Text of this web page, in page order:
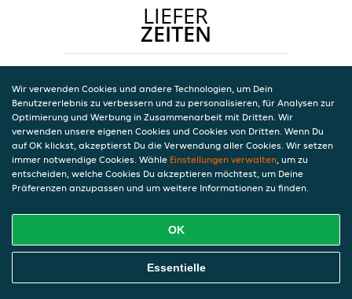
LIEFER
ZEITEN
Montag
15:00 - 21:00
Dienstag
11:30 - 21:00
Mittwoch
11:30 - 21:30
Donnerstag
11:30 - 21:30
Freitag
11:30 - 22:00
Samstag
12:00 - 22:00
Sonntag
11:30 - 21:30
Wir verwenden Cookies und andere Technologien, um Dein
Benutzererlebnis zu verbessern und zu personalisieren, für Analysen zur
Optimierung und Werbung in Zusammenarbeit mit Dritten. Wir
verwenden unsere eigenen Cookies und Cookies von Dritten. Wenn Du
auf OK klickst, akzeptierst Du die Verwendung aller Cookies. Wir setzen
immer notwendige Cookies. Wähle Einstellungen verwalten, um zu
entscheiden, welche Cookies Du akzeptieren möchtest, um Deine
Präferenzen anzupassen und um weitere Informationen zu finden.
OK
Essentielle